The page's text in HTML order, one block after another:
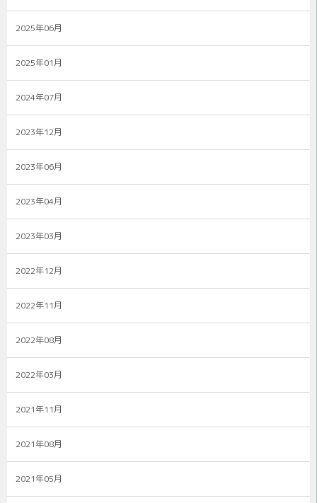
2025年06月
2025年01月
2024年07月
2023年12月
2023年06月
2023年04月
2023年03月
2022年12月
2022年11月
2022年08月
2022年03月
2021年11月
2021年08月
2021年05月